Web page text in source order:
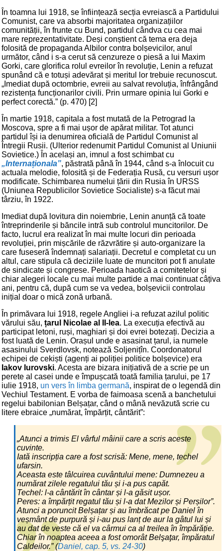
În toamna lui 1918, se înființează secția evreiască a Partidului
Comunist, care va absorbi majoritatea organizațiilor
comunității, în frunte cu Bund, partidul cândva cu cea mai
mare reprezentativitate. Deși conștient că tema era deja
folosită de propaganda Albilor contra bolșevicilor, anul
următor, când i s-a cerut să cenzureze o piesă a lui Maxim
Gorki, care glorifica rolul evreilor în revoluție, Lenin a refuzat
spunând că e totuși adevărat și meritul lor trebuie recunoscut.
„Imediat după octombrie, evreii au salvat revoluția, înfrângând
rezistența funcționarilor civili. Prin urmare opinia lui Gorki e
perfect corectă.” (p. 470) [2]
În martie 1918, capitala a fost mutată de la Petrograd la
Moscova, spre a fi mai ușor de apărat militar. Tot atunci
partidul își ia denumirea oficială de Partidul Comunist al
Întregii Rusii. (Ulterior redenumit Partidul Comunist al Uniunii
Sovietice.) În același an, imnul a fost schimbat cu
„Internaționala”, păstrată până în 1944, când s-a înlocuit cu
actuala melodie, folosită și de Federația Rusă, cu versuri ușor
modificate. Schimbarea numelui țării din Rusia în URSS
(Uniunea Republicilor Sovietice Socialiste) s-a făcut mai
târziu, în 1922.
Imediat după lovitura din noiembrie, Lenin anunță că toate
întreprinderile și băncile intră sub controlul muncitorilor. De
facto, lucrul era realizat în mai multe locuri din perioada
revoluției, prin mișcările de răzvrătire și auto-organizare la
care fuseseră îndemnați salariații. Decretul e completat cu un
altul, care stipula că deciziile luate de muncitori pot fi anulate
de sindicate și congrese. Perioada haotică a comitetelor și
chiar alegeri locale cu mai multe partide a mai continuat câțiva
ani, pentru că, după cum se va vedea, bolșevicii controlau
inițial doar o mică zonă urbană.
În primăvara lui 1918, regele Angliei i-a refuzat azilul politic
vărului său, țarul Nicolae al II-lea. La execuția efectivă au
participat letoni, ruși, maghiari și doi evrei botezați. Decizia a
fost luată de Lenin. Orașul unde e asasinat țarul, ia numele
asasinului Sverdlovsk, notează Soljenițîn. Coordonatorul
echipei de cekiști (agenți ai poliției politice bolșevice) era
Iakov Iurovski. Acesta are bizara inițiativă de a scrie pe un
perete al casei unde e împușcată toată familia țarului, pe 17
iulie 1918, un vers în limba germană, inspirat de o legendă din
Vechiul Testament. E vorba de faimoasa scenă a banchetului
regelui babilonian Belșațar, când o mână nevăzută scrie cu
litere ebraice „numărat, împărțit, cântărit”:
„Atunci a trimis El vârful mâinii care a scris aceste
cuvinte.
Iată inscripția care a fost scrisă: Mene, mene, techel
ufarsin.
Aceasta este tâlcuirea cuvântului mene: Dumnezeu a
numărat zilele regatului tău și i-a pus capăt.
Techel: l-a cântărit în cântar și l-a găsit ușor.
Peres: a împărțit regatul tău și l-a dat Mezilor și Perșilor”.
Atunci a poruncit Belșațar și au îmbrăcat pe Daniel în
veșmânt de purpură și i-au pus lanț de aur la gâtul lui și
au dat de veste că el va cârmui ca al treilea în împărăție.
Chiar în noaptea aceea a fost omorât Belşaţar, împăratul
Caldeilor.” (Daniel, cap. 5, vs. 24-30)